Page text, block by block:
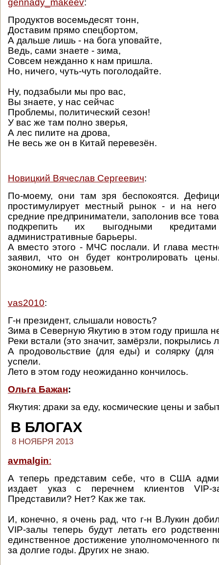
gennady_makeev:
Продуктов восемьдесят тонн,
Доставим прямо спецбортом,
А дальше лишь - на бога уповайте,
Ведь, сами знаете - зима,
Совсем нежданно к нам пришла.
Но, ничего, чуть-чуть поголодайте.
Ну, подзабыли мы про вас,
Вы знаете, у нас сейчас
Проблемы, политический сезон!
У вас же там полно зверья,
А лес пилите на дрова,
Не весь же он в Китай перевезён.
Новицкий Вячеслав Сергеевич:
По-моему, они там зря беспокоятся.
простимулирует местный рынок - и на
средние предприниматели, заполонив все
подкрепить их выгодными
административные барьеры.
А вместо этого - МЧС послали. И глава
заявил, что он будет контролировать
экономику не разовьем.
vas2010:
Г-н президент, слышали новость?
Зима в Северную Якутию в этом году пришла
Реки встали (это значит, замёрзли, покрылись
А продовольствие (для еды) и солярку (для
успели.
Лето в этом году неожиданно кончилось.
Ольга Бажан:
Якутия: драки за еду, космические цены и
В БЛОГАХ
8 НОЯБРЯ 2013
avmalgin:
А теперь представим себе, что в США
издает указ с перечнем клиентов VIP-
Представили? Нет? Как же так.
И, конечно, я очень рад, что г-н В.Лукин
VIP-залы теперь будут летать его
единственное достижение уполномоченного
за долгие годы. Других не знаю.